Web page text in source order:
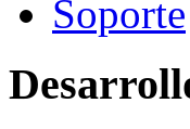
Soporte